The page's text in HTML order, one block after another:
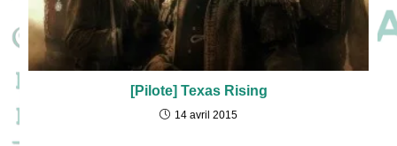
[Pilote] Texas Rising
14 avril 2015